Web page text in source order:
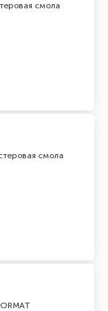
смола
смола